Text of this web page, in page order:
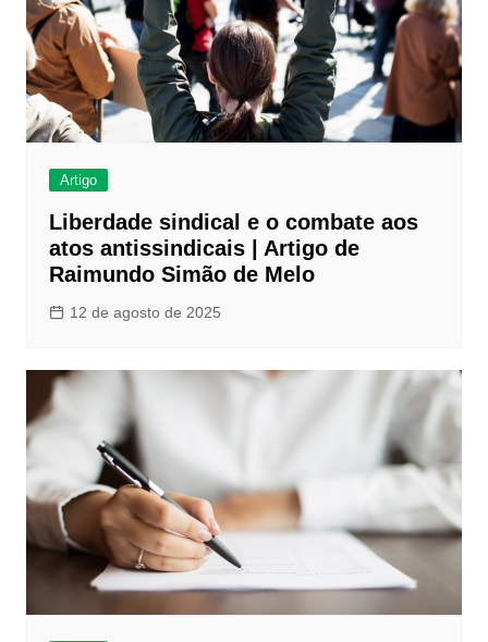
Artigo
Liberdade sindical e o combate aos
atos antissindicais | Artigo de
Raimundo Simão de Melo
12 de agosto de 2025